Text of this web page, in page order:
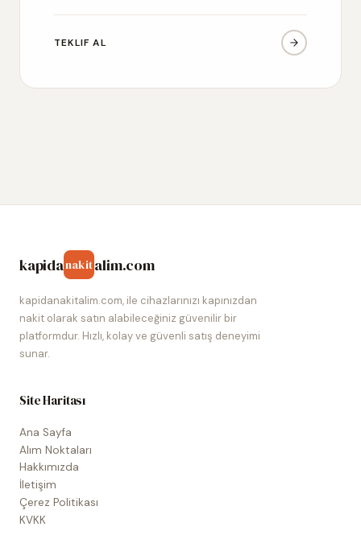
TEKLIF AL
kapidanakitalim.com
kapidanakitalim.com, ile cihazlarınızı kapınızdan
nakit olarak satın alabileceğiniz güvenilir bir
platformdur. Hızlı, kolay ve güvenli satış deneyimi
sunar.
Site Haritası
Ana Sayfa
Alım Noktaları
Hakkımızda
İletişim
Çerez Politikası
KVKK